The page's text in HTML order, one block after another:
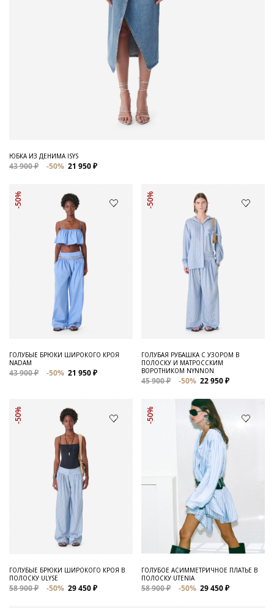
ЮБКА ИЗ ДЕНИМА ISYS
43 900 ₽ -50% 21 950 ₽
-50%
ГОЛУБЫЕ БРЮКИ ШИРОКОГО КРОЯ
NADAM
43 900 ₽ -50% 21 950 ₽
-50%
ГОЛУБАЯ РУБАШКА С УЗОРОМ В
ПОЛОСКУ И МАТРОССКИМ
ВОРОТНИКОМ NYNNON
45 900 ₽ -50% 22 950 ₽
-50%
ГОЛУБЫЕ БРЮКИ ШИРОКОГО КРОЯ В
ПОЛОСКУ ULYSE
58 900 ₽ -50% 29 450 ₽
-50%
ГОЛУБОЕ АСИММЕТРИЧНОЕ ПЛАТЬЕ В
ПОЛОСКУ UTENIA
58 900 ₽ -50% 29 450 ₽